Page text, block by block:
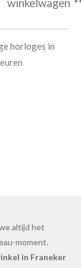
winkelwagen
horloges in
altijd het
moment.
in Franeker